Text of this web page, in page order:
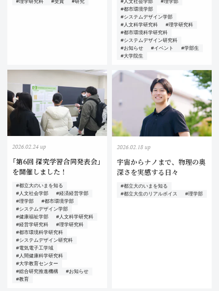
#理学研究科
#受賞 #研究
#人文社会学部
#理学部
#都市環境学部
#システムデザイン学部
#人文科学研究科
#理学研究科
#都市環境科学研究科
#システムデザイン研究科
#お知らせ
#イベント
#学部生
#大学院生
2026.02.24 up
「第6回 探究学習合同発表会」
を開催しました！
#都立大のいまを知る
#人文社会学部
#経済経営学部
#理学部
#都市環境学部
#システムデザイン学部
#健康福祉学部
#人文科学研究科
#経営学研究科
#理学研究科
#都市環境科学研究科
#システムデザイン研究科
#電気電子工学域
#人間健康科学研究科
#大学教育センター
#総合研究推進機構
#お知らせ
#教育
2026.02.18 up
宇宙からナノまで、物理の奥
深さを実感する日々
#都立大のいまを知る
#都立大生のリアルボイス
#理学部